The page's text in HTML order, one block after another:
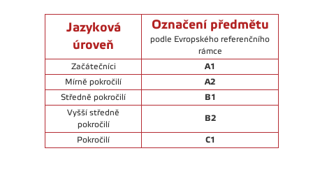
Jazyková
úroveň
Označení předmětu
podle Evropského referenčního
rámce
Začátečníci
A1
Mírně pokročilí A2
Středně pokročilí B1
Vyšší středně
pokročilí
B2
Pokročilí C1